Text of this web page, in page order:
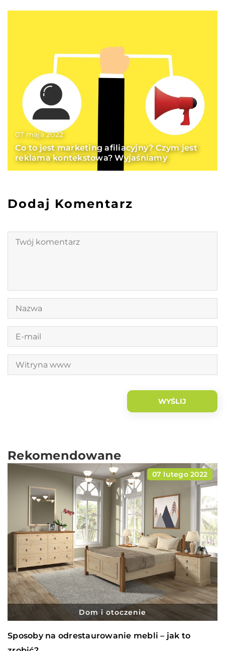
07 maja 2022
Co to jest marketing afiliacyjny? Czym jest
reklama kontekstowa? Wyjaśniamy
Dodaj Komentarz
Rekomendowane
07 lutego 2022
Dom i otoczenie
Sposoby na odrestaurowanie mebli – jak to